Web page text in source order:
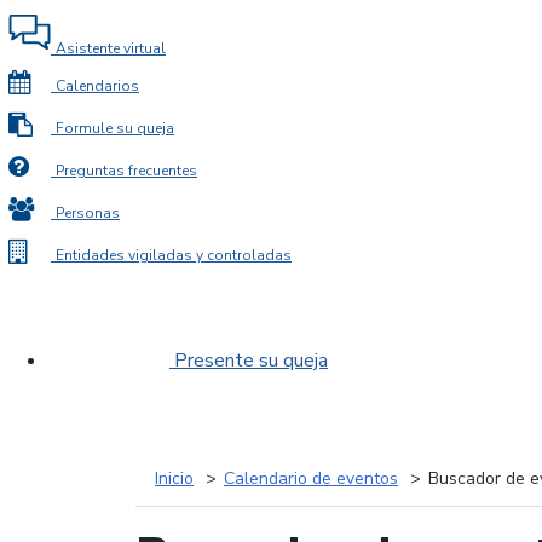
Asistente virtual
Calendarios
Formule su queja
Preguntas frecuentes
Personas
Entidades vigiladas y controladas
Presente su queja
Inicio Calendario de eventos Buscador de